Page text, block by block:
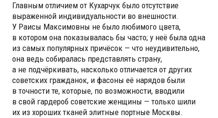
Главным отличием от Кухарчук было отсутствие
выраженной индивидуальности во внешности.
У Раисы Максимовны не было любимого цвета,
в котором она показывалась бы часто; у неё была одна
из самых популярных причёсок — что неудивительно,
она ведь собиралась представлять страну,
а не подчёркивать, насколько отличается от других
советских гражданок, и фасоны её нарядов были
в точности те, которые, по возможности, вводили
в свой гардероб советские женщины — только шили
их из хороших тканей элитные портные Москвы.